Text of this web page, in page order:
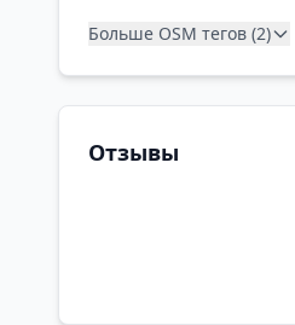
Больше OSM тегов (2)
Отзывы